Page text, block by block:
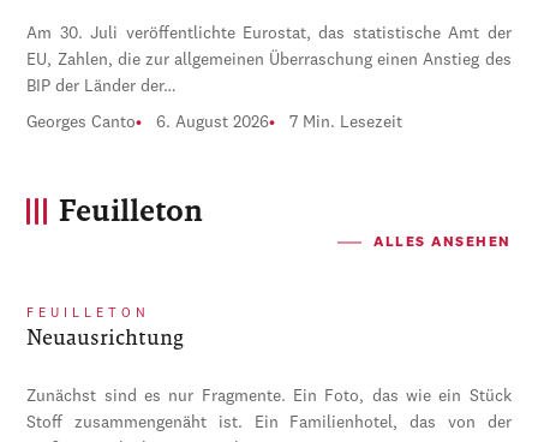
Am 30. Juli veröffentlichte Eurostat, das statistische Amt der
EU, Zahlen, die zur allgemeinen Überraschung einen Anstieg des
BIP der Länder der…
Georges Canto 6. August 2026 7 Min. Lesezeit
Feuilleton
ALLES ANSEHEN
FEUILLETON
Neuausrichtung
Zunächst sind es nur Fragmente. Ein Foto, das wie ein Stück
Stoff zusammengenäht ist. Ein Familienhotel, das von der